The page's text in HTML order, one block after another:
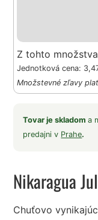
Z tohto
Jednotková cena:
Množstevné zľavy
Tovar je skladoma
predajni v Prahe.
Nikaragua
Chuťovo